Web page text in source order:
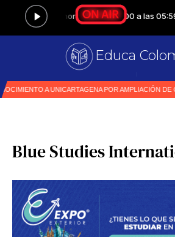
Educa
Blue Studies